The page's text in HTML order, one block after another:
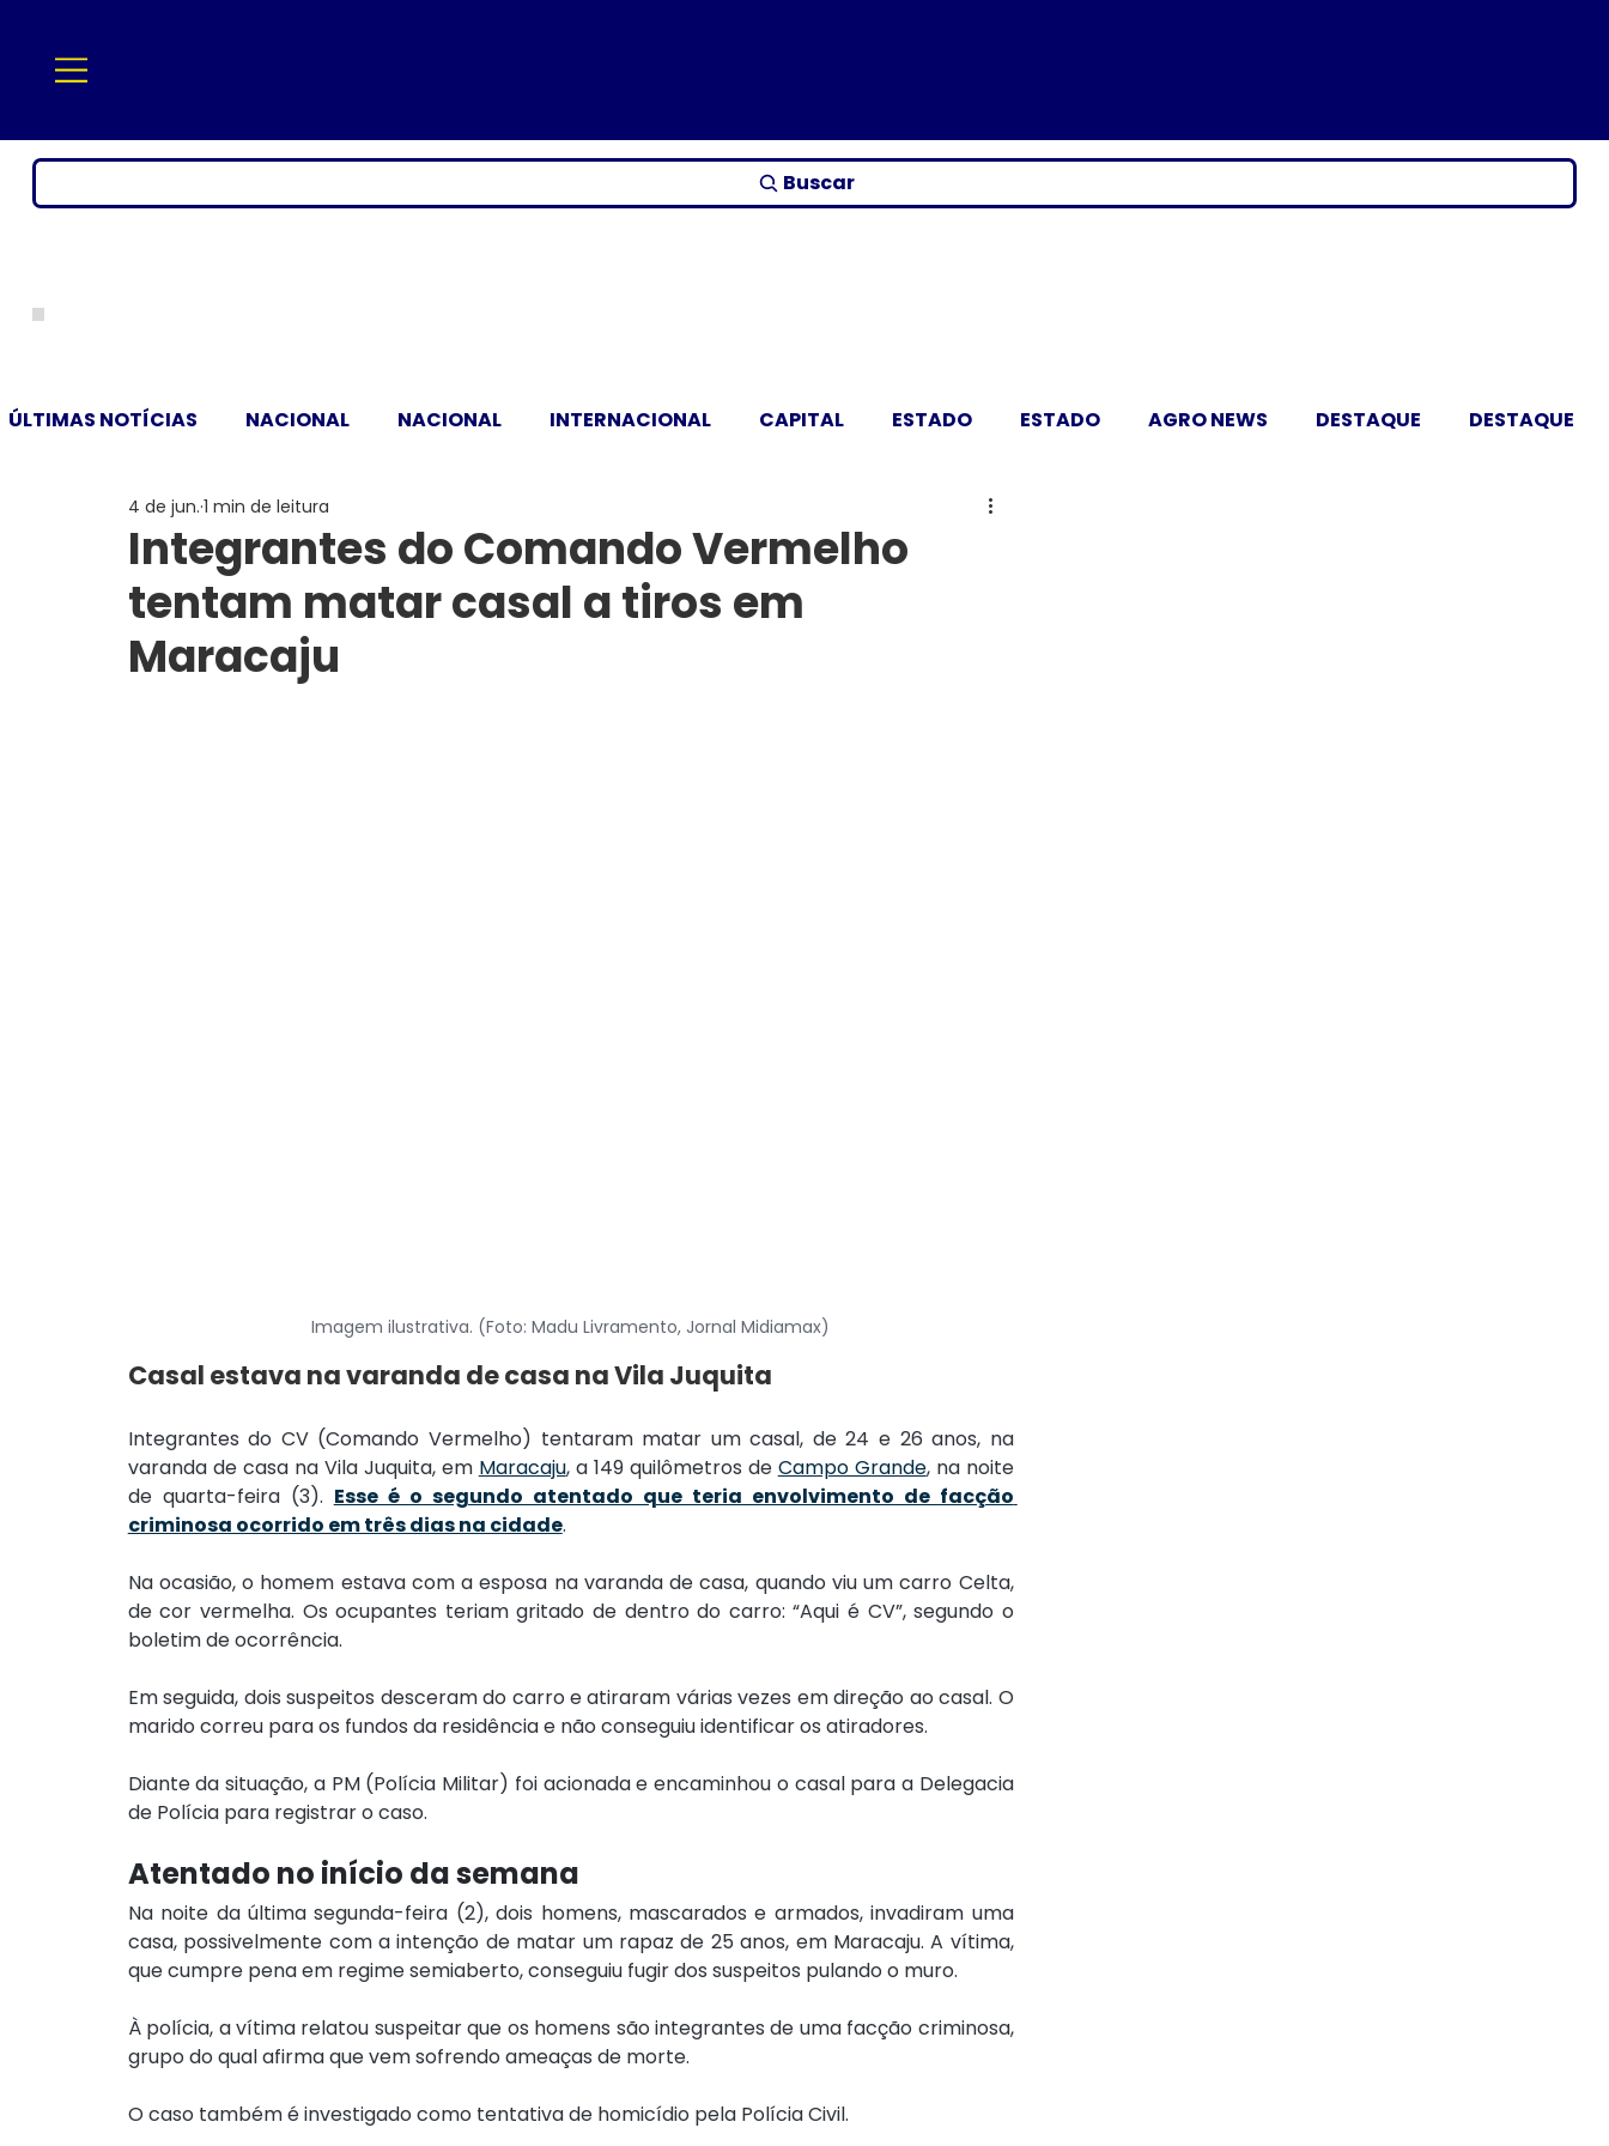
Buscar
ÚLTIMAS NOTÍCIAS NACIONAL NACIONAL INTERNACIONAL CAPITAL ESTADO ESTADO AGRO NEWS DESTAQUE DESTAQUE
Integrantes do Comando Vermelho
tentam matar casal a tiros em
Maracaju
4 de jun. 1 min de leitura
Imagem ilustrativa. (Foto: Madu Livramento, Jornal Midiamax)
Casal estava na varanda de casa na Vila Juquita
Integrantes do CV (Comando Vermelho) tentaram matar um casal, de 24 e 26 anos, na
varanda de casa na Vila Juquita, em Maracaju, a 149 quilômetros de Campo Grande, na noite
de quarta-feira (3). Esse é o segundo atentado que teria envolvimento de facção
criminosa ocorrido em três dias na cidade.
Na ocasião, o homem estava com a esposa na varanda de casa, quando viu um carro Celta,
de cor vermelha. Os ocupantes teriam gritado de dentro do carro: “Aqui é CV”, segundo o
boletim de ocorrência.
Em seguida, dois suspeitos desceram do carro e atiraram várias vezes em direção ao casal. O
marido correu para os fundos da residência e não conseguiu identificar os atiradores.
Diante da situação, a PM (Polícia Militar) foi acionada e encaminhou o casal para a Delegacia
de Polícia para registrar o caso.
Atentado no início da semana
Na noite da última segunda-feira (2), dois homens, mascarados e armados, invadiram uma
casa, possivelmente com a intenção de matar um rapaz de 25 anos, em Maracaju. A vítima,
que cumpre pena em regime semiaberto, conseguiu fugir dos suspeitos pulando o muro.
À polícia, a vítima relatou suspeitar que os homens são integrantes de uma facção criminosa,
grupo do qual afirma que vem sofrendo ameaças de morte.
O caso também é investigado como tentativa de homicídio pela Polícia Civil.